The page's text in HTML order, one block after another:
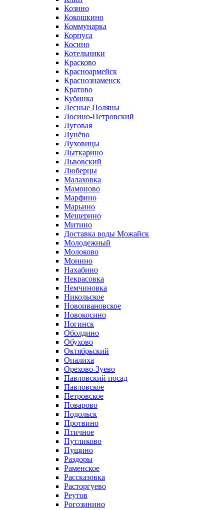
Козино
Кокошкино
Коммунарка
Корпуса
Косино
Котельники
Красково
Красноармейск
Краснознаменск
Кратово
Кубинка
Лесные Поляны
Лосино-Петровский
Луговая
Лунёво
Луховицы
Лыткарино
Львовский
Люберцы
Малаховка
Мамоново
Марфино
Марьино
Мещерино
Митино
Доставка воды Можайск
Молодежный
Молоково
Монино
Нахабино
Некрасовка
Немчиновка
Никольское
Новоивановское
Новокосино
Ногинск
Оболдино
Обухово
Октябрьский
Опалиха
Орехово-Зуево
Павловский посад
Павловское
Петровское
Поварово
Подольск
Протвино
Птичное
Путликово
Пущино
Раздоры
Раменское
Рассказовка
Расторгуево
Реутов
Рогозинино